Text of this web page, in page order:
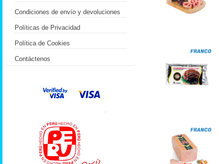
Condiciones de envío y devoluciones
Políticas de Privacidad
Política de Cookies
Contáctenos
.